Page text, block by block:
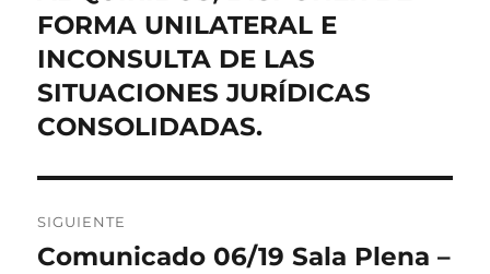
FORMA UNILATERAL E
INCONSULTA DE LAS
SITUACIONES JURÍDICAS
CONSOLIDADAS.
SIGUIENTE
Entrada
Comunicado 06/19 Sala Plena –